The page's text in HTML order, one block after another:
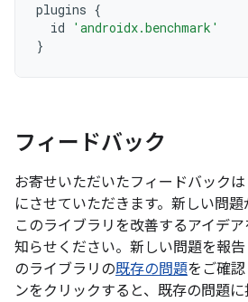
plugins {
id
'androidx.benchmark'
}
フィードバック
お寄せいただいたフィードバック
にさせていただきます。新しい問題
このライブラリを改善するアイデ
知らせください。新しい問題を報
のライブラリの既存の問題をご確
ンをクリックすると、既存の問題に